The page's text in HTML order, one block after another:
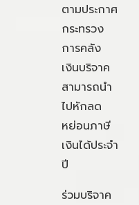
ตามประกาศ
กระทรวง
การคลัง
เงินบริจาค
สามารถนำ
ไปหักลด
หย่อนภาษี
เงินได้ประจำ
ปี
ร่วมบริจาค